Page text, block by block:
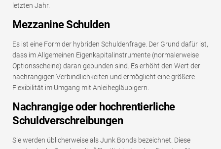
letzten Jahr.
Mezzanine Schulden
Es ist eine Form der hybriden Schuldenfrage. Der Grund dafür ist,
dass im Allgemeinen Eigenkapitalinstrumente (normalerweise
Optionsscheine) daran gebunden sind. Es erhöht den Wert der
nachrangigen Verbindlichkeiten und ermöglicht eine größere
Flexibilität im Umgang mit Anleihegläubigern.
Nachrangige oder hochrentierliche
Schuldverschreibungen
Sie werden üblicherweise als Junk Bonds bezeichnet. Diese